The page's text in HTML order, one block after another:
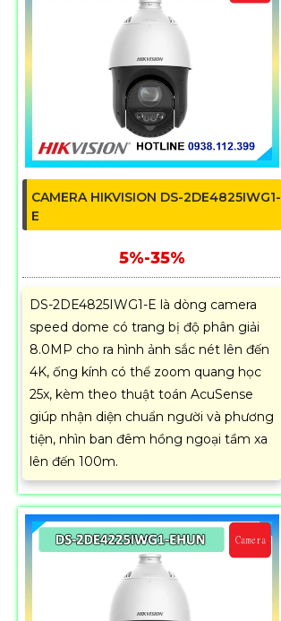
CAMERA HIKVISION DS-2DE4825IWG1-
E
5%-35%
DS-2DE4825IWG1-E là dòng camera
speed dome có trang bị độ phân giải
8.0MP cho ra hình ảnh sắc nét lên đến
4K, ống kính có thể zoom quang học
25x, kèm theo thuật toán AcuSense
giúp nhận diện chuẩn người và phương
tiện, nhìn ban đêm hồng ngoại tầm xa
lên đến 100m.